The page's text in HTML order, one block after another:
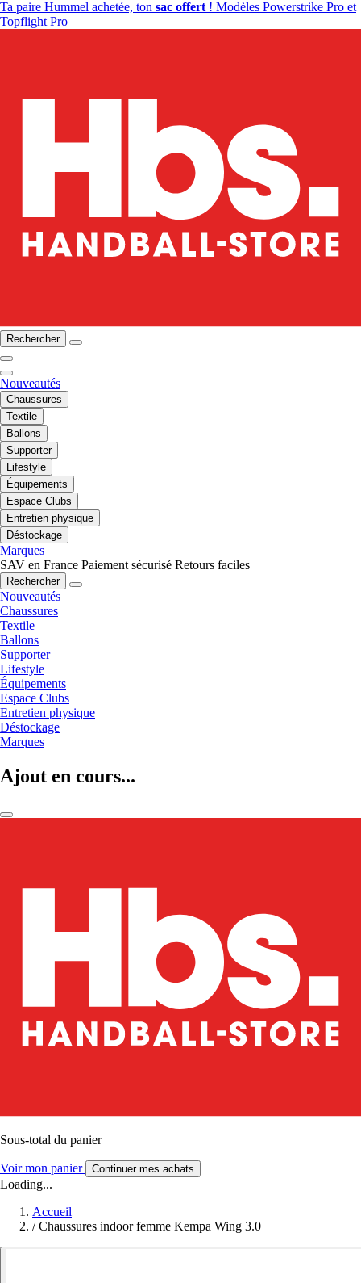
Ta paire Hummel achetée, ton sac offert ! Modèles Powerstrike Pro et
Topflight Pro
Rechercher
Nouveautés
Chaussures
Textile
Ballons
Supporter
Lifestyle
Équipements
Espace Clubs
Entretien physique
Déstockage
Marques
SAV en France Paiement sécurisé Retours faciles
Rechercher
Nouveautés
Chaussures
Textile
Ballons
Supporter
Lifestyle
Équipements
Espace Clubs
Entretien physique
Déstockage
Marques
Ajout en cours...
Sous-total du panier
Voir mon panier Continuer mes achats
Loading...
Accueil
/ Chaussures indoor femme Kempa Wing 3.0